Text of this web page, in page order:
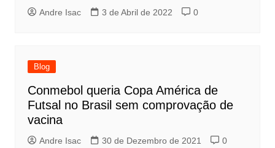
Andre Isac 3 de Abril de 2022 0
Blog
Conmebol queria Copa América de
Futsal no Brasil sem comprovação de
vacina
Andre Isac 30 de Dezembro de 2021 0